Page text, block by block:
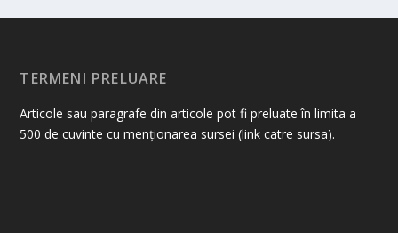
TERMENI PRELUARE
Articole sau paragrafe din articole pot fi preluate în limita a
500 de cuvinte cu menționarea sursei (link catre sursa).